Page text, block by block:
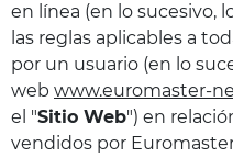
en línea (en lo sucesivo,
las reglas aplicables a
por un usuario (en lo
web www.euromaster-
el "Sitio Web") en
vendidos por